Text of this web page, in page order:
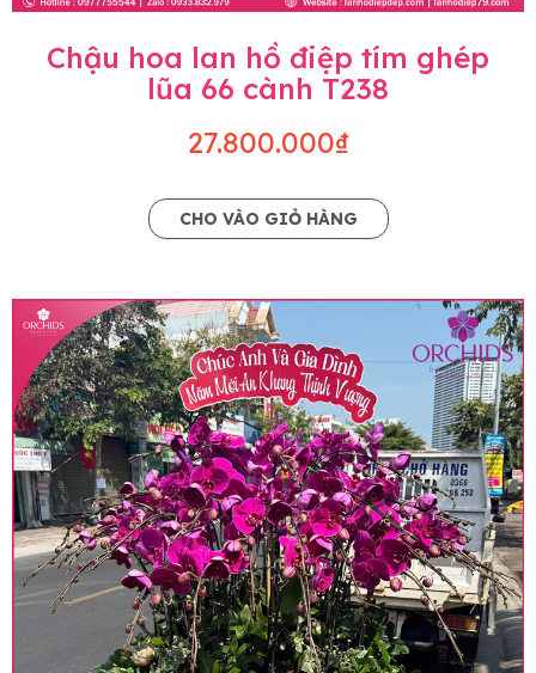
Chậu hoa lan hồ điệp tím ghép
lũa 66 cành T238
27.800.000₫
CHO VÀO GIỎ HÀNG